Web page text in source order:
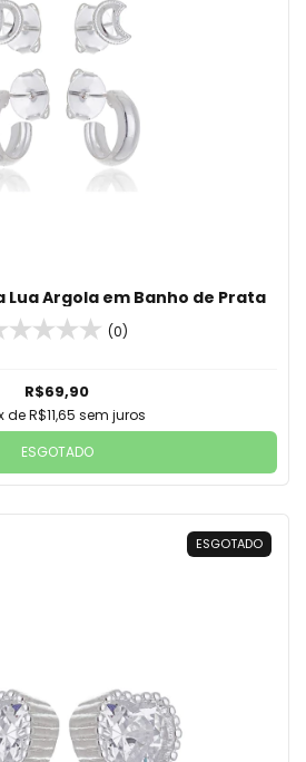
Lua Argola em Banho de Prata
(0)
R$69,90
deR$11,65 sem juros
ESGOTADO
ESGOTADO